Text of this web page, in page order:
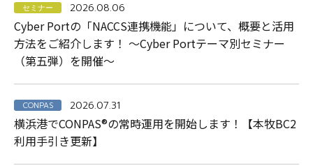
セミナー 2026.08.06
Cyber Portの「NACCS連携機能」について、概要と活用
方法をご紹介します！ ～Cyber Portテーマ別セミナー
（第五弾）を開催～
CONPAS 2026.07.31
横浜港でCONPAS®の常時運用を開始します！【本牧BC2
利用手引き更新】